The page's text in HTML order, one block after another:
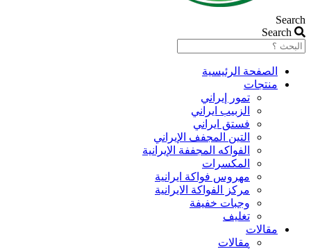
Search
Search
الصفحة الرئیسیة
منتجات
تمور إيراني
الزبیب ايراني
فستق ایراني
التين المجفف الإيراني
الفواكه المجففة الإيرانية
المكسرات
مهروس فواکة ایرانیة
مرکز الفواکة الایرانیة
وجبات خفيفة
تغليف
مقالات
مقالات